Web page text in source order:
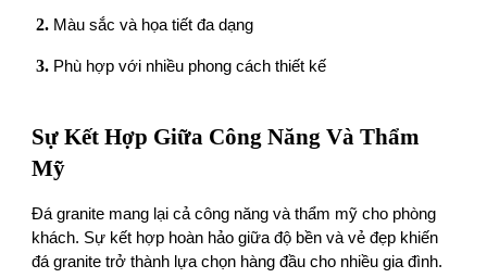
Màu sắc và họa tiết đa dạng
Phù hợp với nhiều phong cách thiết kế
Sự Kết Hợp Giữa Công Năng Và Thẩm
Mỹ
Đá granite mang lại cả công năng và thẩm mỹ cho phòng
khách. Sự kết hợp hoàn hảo giữa độ bền và vẻ đẹp khiến
đá granite trở thành lựa chọn hàng đầu cho nhiều gia đình.